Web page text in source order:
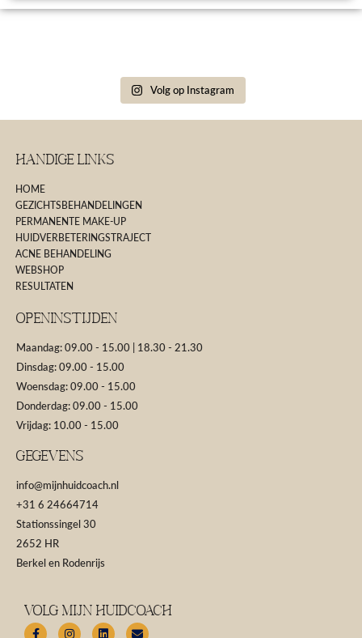
Volg op Instagram
Handige Links
HOME
GEZICHTSBEHANDELINGEN
PERMANENTE MAKE-UP
HUIDVERBETERINGSTRAJECT
ACNE BEHANDELING
WEBSHOP
RESULTATEN
Openinstijden
Maandag: 09.00 - 15.00 | 18.30 - 21.30
Dinsdag: 09.00 - 15.00
Woensdag: 09.00 - 15.00
Donderdag: 09.00 - 15.00
Vrijdag: 10.00 - 15.00
GEGEVENS
info@mijnhuidcoach.nl
+31 6 24664714
Stationssingel 30
2652 HR
Berkel en Rodenrijs
Volg Mijn Huidcoach